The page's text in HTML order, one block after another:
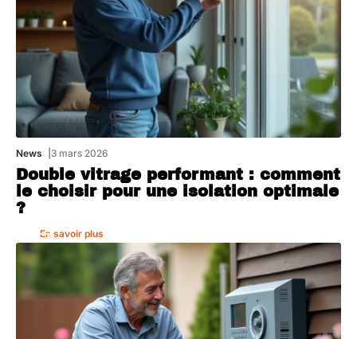
News 3 mars 2026
Double vitrage performant : comment
le choisir pour une isolation optimale
?
En savoir plus